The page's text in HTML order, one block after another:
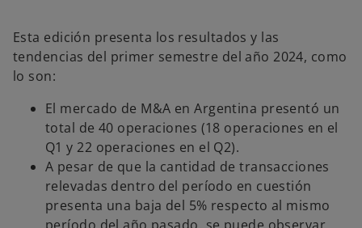
p
s
n
u
e
v
a
Esta edición presenta los resultados y las
tendencias del primer semestre del año 2024, como
lo son:
El mercado de M&A en Argentina presentó un
total de 40 operaciones (18 operaciones en el
Q1 y 22 operaciones en el Q2).
A pesar de que la cantidad de transacciones
relevadas dentro del período en cuestión
presenta una baja del 5% respecto al mismo